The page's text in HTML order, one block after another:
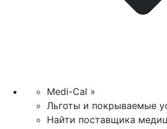
Medi-Cal »
Льготы и покрываемые
Найти поставщика